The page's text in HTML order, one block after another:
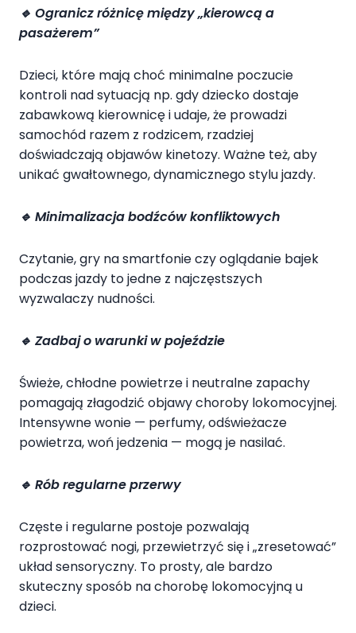
🔹 Ogranicz różnicę między „kierowcą a
pasażerem”
Dzieci, które mają choć minimalne poczucie
kontroli nad sytuacją np. gdy dziecko dostaje
zabawkową kierownicę i udaje, że prowadzi
samochód razem z rodzicem, rzadziej
doświadczają objawów kinetozy. Ważne też, aby
unikać gwałtownego, dynamicznego stylu jazdy.
🔹 Minimalizacja bodźców konfliktowych
Czytanie, gry na smartfonie czy oglądanie bajek
podczas jazdy to jedne z najczęstszych
wyzwalaczy nudności.
🔹 Zadbaj o warunki w pojeździe
Świeże, chłodne powietrze i neutralne zapachy
pomagają złagodzić objawy choroby lokomocyjnej.
Intensywne wonie — perfumy, odświeżacze
powietrza, woń jedzenia — mogą je nasilać.
🔹 Rób regularne przerwy
Częste i regularne postoje pozwalają
rozprostować nogi, przewietrzyć się i „zresetować”
układ sensoryczny. To prosty, ale bardzo
skuteczny sposób na chorobę lokomocyjną u
dzieci.